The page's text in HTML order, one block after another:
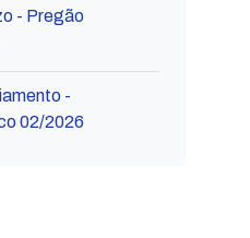
- Pregão
-
02/2026